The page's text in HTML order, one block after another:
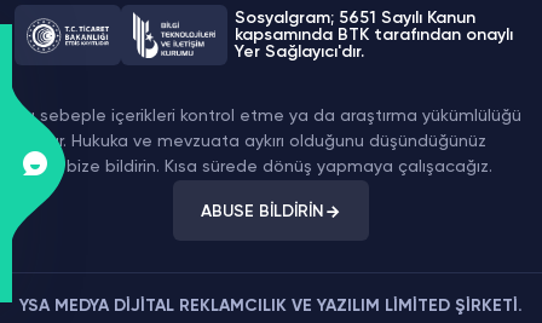
Sosyalgram; 5651 Sayılı Kanun
kapsamında BTK tarafından onaylı
Yer Sağlayıcı'dır.
Bu sebeple içerikleri kontrol etme ya da araştırma yükümlülüğü
yoktur. Hukuka ve mevzuata aykırı olduğunu düşündüğünüz
içeriği bize bildirin. Kısa sürede dönüş yapmaya çalışacağız.
ABUSE BİLDİRİN
YSA MEDYA DİJİTAL REKLAMCILIK VE YAZILIM LİMİTED ŞİRKETİ.